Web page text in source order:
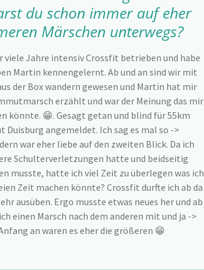
du schon immer auf eher
Märschen unterwegs?
viele Jahre intensiv Crossfit betrieben und habe
Martin kennengelernt. Ab und an sind wir mit
der Box wandern gewesen und Martin hat mir
erzählt und war der Meinung das mir
könnte. 😁. Gesagt getan und blind für 55km
Duisburg angemeldet. Ich sag es mal so ->
war eher liebe auf den zweiten Blick. Da ich
Schulterverletzungen hatte und beidseitig
musste, hatte ich viel Zeit zu überlegen was ich
Zeit machen könnte? Crossfit durfte ich ab da
ausüben. Ergo musste etwas neues her und ab
einen Marsch nach dem anderen mit und ja ->
an waren es eher die größeren 😁